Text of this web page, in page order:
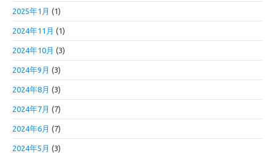
2025年1月 (1)
2024年11月 (1)
2024年10月 (3)
2024年9月 (3)
2024年8月 (3)
2024年7月 (7)
2024年6月 (7)
2024年5月 (3)